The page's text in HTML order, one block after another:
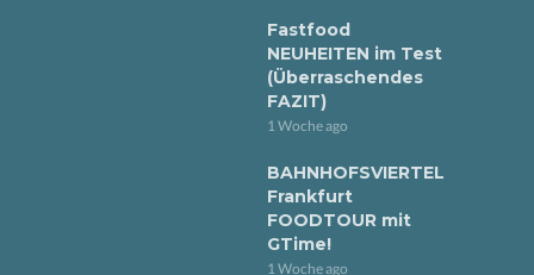
Fastfood
NEUHEITEN im Test
(Überraschendes
FAZIT)
1 Woche ago
BAHNHOFSVIERTEL
Frankfurt
FOODTOUR mit
GTime!
1 Woche ago